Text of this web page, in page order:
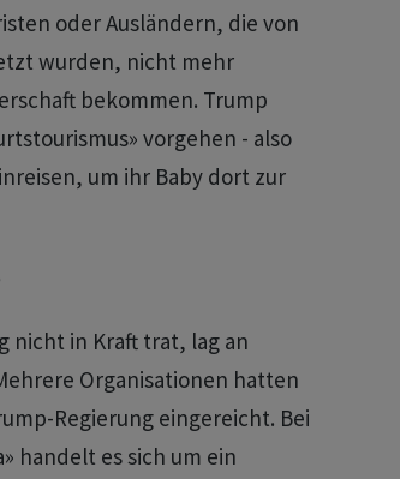
oder Ausländern, die von
wurden, nicht mehr
bekommen. Trump
vorgehen - also
um ihr Baby dort zur
nicht in Kraft trat, lag an
Organisationen hatten
Regierung eingereicht. Bei
handelt es sich um ein